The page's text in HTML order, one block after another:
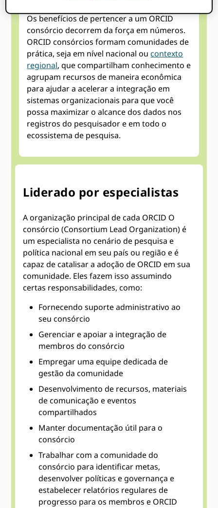
Os benefícios de pertencer a um ORCID
consórcio decorrem da força em números.
ORCID consórcios formam comunidades de
prática, seja em nível nacional oucontexto
regional, que compartilham conhecimento e
agrupam recursos de maneira econômica
para ajudar a acelerar a integração em
sistemas organizacionais para que você
possa maximizar o alcance dos dados nos
registros do pesquisador e em todo o
ecossistema de pesquisa.
Liderado por especialistas
A organização principal de cada ORCID O
consórcio (Consortium Lead Organization) é
um especialista no cenário de pesquisa e
política nacional em seu país ou região e é
capaz de catalisar a adoção de ORCID em sua
comunidade. Eles fazem isso assumindo
certas responsabilidades, como:
Fornecendo suporte administrativo ao
seu consórcio
Gerenciar e apoiar a integração de
membros do consórcio
Empregar uma equipe dedicada de
gestão da comunidade
Desenvolvimento de recursos, materiais
de comunicação e eventos
compartilhados
Manter documentação útil para o
consórcio
Trabalhar com a comunidade do
consórcio para identificar metas,
desenvolver políticas e governança e
estabelecer relatórios regulares de
progresso para os membros e ORCID